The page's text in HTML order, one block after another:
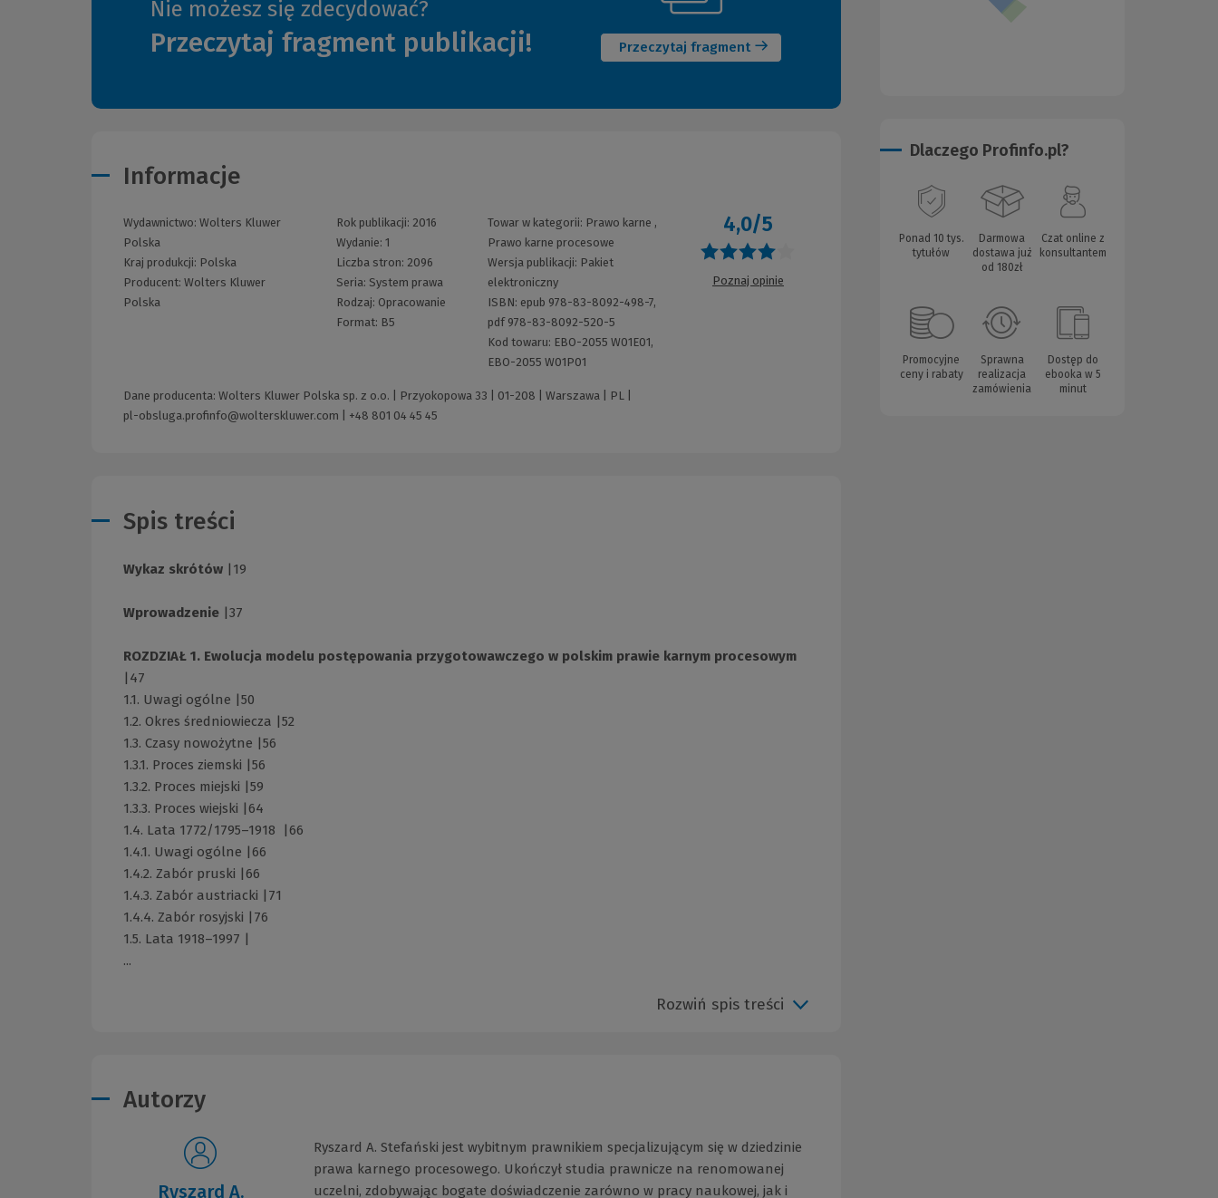
Nie możesz się zdecydować?
Przeczytaj fragment publikacji! Przeczytaj fragment
(Nowe
okno)
do
innej
strony)
Informacje
Wydawnictwo: Wolters Kluwer
Polska
Kraj produkcji: Polska
Producent: Wolters Kluwer
Polska
Rok publikacji: 2016
Wydanie:1
Liczba stron: 2096
Seria: System prawa
Rodzaj: Opracowanie
Format: B5
Towar w kategorii: Prawo karne ,
Prawo karne procesowe
Wersja publikacji: Pakiet
elektroniczny
ISBN: epub 978-83-8092-498-7,
pdf 978-83-8092-520-5
Kod towaru: EBO-2055 W01E01,
EBO-2055 W01P01
4,0/5
Ocena: 4,0 na 5
Poznaj opinie
Dane producenta: Wolters Kluwer Polska sp. z o.o. | Przyokopowa 33 | 01-208 | Warszawa | PL |
pl-obsluga.profinfo@wolterskluwer.com
+48 801 04 45 45
Spis treści
Wykaz skrótów |19
Wprowadzenie |37
ROZDZIAŁ 1. Ewolucja modelu postępowania przygotowawczego w polskim prawie karnym procesowym
|47
1.1. Uwagi ogólne |50
1.2. Okres średniowiecza |52
1.3. Czasy nowożytne |56
1.3.1. Proces ziemski |56
1.3.2. Proces miejski |59
1.3.3. Proces wiejski |64
1.4. Lata 1772/1795–1918 |66
1.4.1. Uwagi ogólne |66
1.4.2. Zabór pruski |66
1.4.3. Zabór austriacki |71
1.4.4. Zabór rosyjski |76
1.5. Lata 1918–1997 |
...
Rozwiń spis treści
Autorzy
Ryszard A.
Ryszard A. Stefański jest wybitnym prawnikiem specjalizującym się w dziedzinie
prawa karnego procesowego. Ukończył studia prawnicze na renomowanej
uczelni, zdobywając bogate doświadczenie zarówno w pracy naukowej, jak i
Dlaczego Profinfo.pl?
Ponad 10 tys.
tytułów
Darmowa
dostawa już
od 180zł
Czat online z
konsultantem
Promocyjne
ceny i rabaty
Sprawna
realizacja
zamówienia
Dostęp do
ebooka w 5
minut